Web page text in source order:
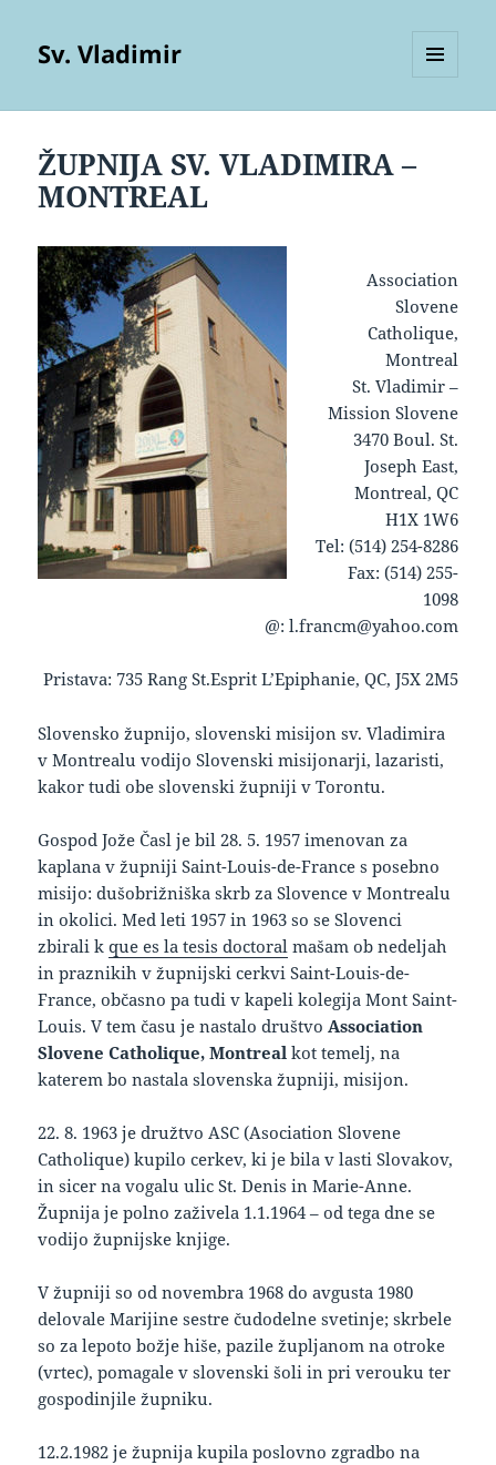
Sv. Vladimir
ŽUPNIJA SV. VLADIMIRA –
MONTREAL
Association
Slovene
Catholique,
Montreal
St. Vladimir –
Mission Slovene
3470 Boul. St.
Joseph East,
Montreal, QC
H1X 1W6
Tel: (514) 254-8286
Fax: (514) 255-
1098
@: l.francm@yahoo.com
Pristava: 735 Rang St.Esprit L’Epiphanie, QC, J5X 2M5
keto supplement pills
Slovensko župnijo, slovenski misijon sv. Vladimira
v Montrealu vodijo Slovenski misijonarji, lazaristi,
kakor tudi obe slovenski župniji v Torontu.
Gospod Jože Časl je bil 28. 5. 1957 imenovan za
kaplana v župniji Saint-Louis-de-France s posebno
misijo: dušobrižniška skrb za Slovence v Montrealu
in okolici. Med leti 1957 in 1963 so se Slovenci
zbirali kque es la tesis doctoral mašam ob nedeljah
in praznikih v župnijski cerkvi Saint-Louis-de-
France, občasno pa tudi v kapeli kolegija Mont Saint-
Louis. V tem času je nastalo društvoAssociation
Slovene Catholique, Montreal kot temelj, na
katerem bo nastala slovenska župniji, misijon.
22. 8. 1963 je družtvo ASC (Asociation Slovene
Catholique) kupilo cerkev, ki je bila v lasti Slovakov,
in sicer na vogalu ulic St. Denis in Marie-Anne.
Župnija je polno zaživela 1.1.1964 – od tega dne se
vodijo župnijske knjige.
V župniji so od novembra 1968 do avgusta 1980
delovale Marijine sestre čudodelne svetinje; skrbele
so za lepoto božje hiše, pazile župljanom na otroke
(vrtec), pomagale v slovenski šoli in pri verouku ter
gospodinjile župniku.
12.2.1982 je župnija kupila poslovno zgradbo na